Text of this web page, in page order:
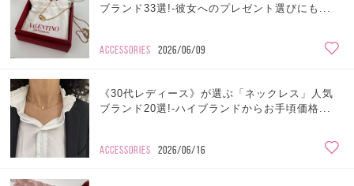
ブランド33選!-彼女へのプレゼント選びにも...
ACCESSORIES 2026/06/09
《30代レディース》が選ぶ「ネックレス」人気
ブランド20選!-ハイブランドからお手頃価格...
ACCESSORIES 2026/06/16